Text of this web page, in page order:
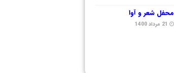
محفل شعر و آوا
21 مرداد 1400